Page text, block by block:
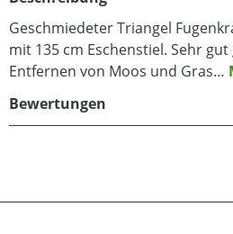
Geschmiedeter Triangel
mit 135 cm Eschenstiel. Sehr
Entfernen von Moos und Gras…
Bewertungen